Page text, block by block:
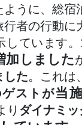
ように、総宿
者の行動に
しています
加しました
した。これは、
ストが当
り ダイナミ